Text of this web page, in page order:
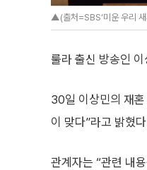
▲(출처=SBS‘미운 우리 새
룰라 출신 방송인
30일 이상민의 재혼
이 맞다”라고 밝혔
관계자는 “관련 내